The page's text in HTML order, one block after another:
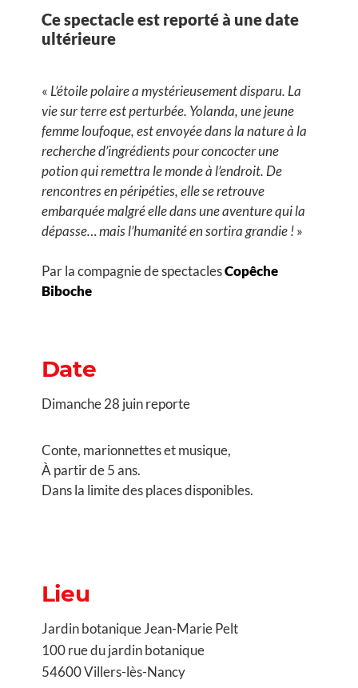
Ce spectacle est reporté à une date
ultérieure
« L’étoile polaire a mystérieusement disparu. La
vie sur terre est perturbée. Yolanda, une jeune
femme loufoque, est envoyée dans la nature à la
recherche d’ingrédients pour concocter une
potion qui remettra le monde à l’endroit. De
rencontres en péripéties, elle se retrouve
embarquée malgré elle dans une aventure qui la
dépasse… mais l’humanité en sortira grandie !»
Par la compagnie de spectaclesCopêche
Biboche
Date
Dimanche 28 juin reporte
Conte, marionnettes et musique,
À partir de 5 ans.
Dans la limite des places disponibles.
Lieu
Jardin botanique Jean-Marie Pelt
100 rue du jardin botanique
54600 Villers-lès-Nancy